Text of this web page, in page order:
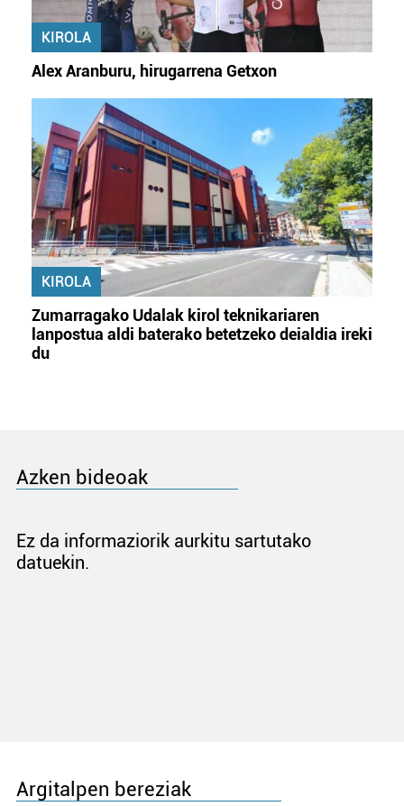
KIROLA
Alex Aranburu, hirugarrena Getxon
KIROLA
Zumarragako Udalak kirol teknikariaren
lanpostua aldi baterako betetzeko deialdia ireki
du
Azken bideoak
Ez da informaziorik aurkitu sartutako
datuekin.
Argitalpen bereziak